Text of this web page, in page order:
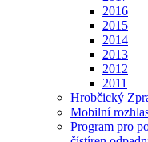
2016
2015
2014
2013
2012
2011
Hrobčický
Mobilní
Program pro